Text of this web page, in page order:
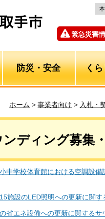
緊急災害
防災・安全 くら
ホーム > 事業者向け > 入札・
ンディング募集
中学校体育館における空調設
施設のLED照明への更新に関
省エネ設備への更新に関するサ